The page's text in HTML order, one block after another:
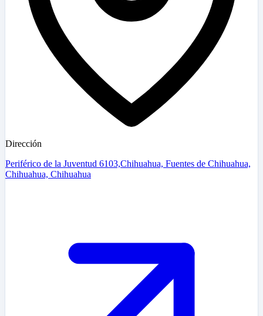
Dirección
Periférico de la Juventud 6103,Chihuahua, Fuentes de Chihuahua,
Chihuahua, Chihuahua